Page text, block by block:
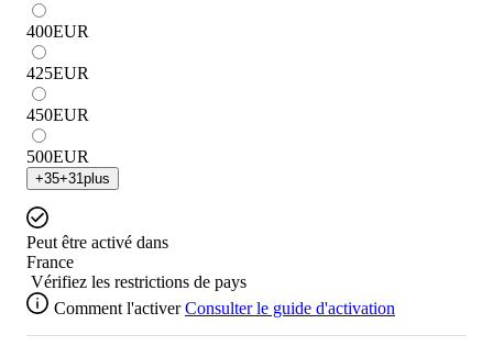
400EUR
425EUR
450EUR
500EUR
+35+31 plus
Peut être activé dans
France
Vérifiez les restrictions de pays
Comment l'activer Consulter le guide d'activation